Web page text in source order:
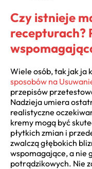
Czy istnieje
recepturach?
Wiele osób, tak jak ja
sposobów na
przepisów
Nadzieja umiera
realistyczne
kremy mogą być
płytkich zmian i
zwalczą głębokich
wspomagające, a nie
potrądzikowych. Nie